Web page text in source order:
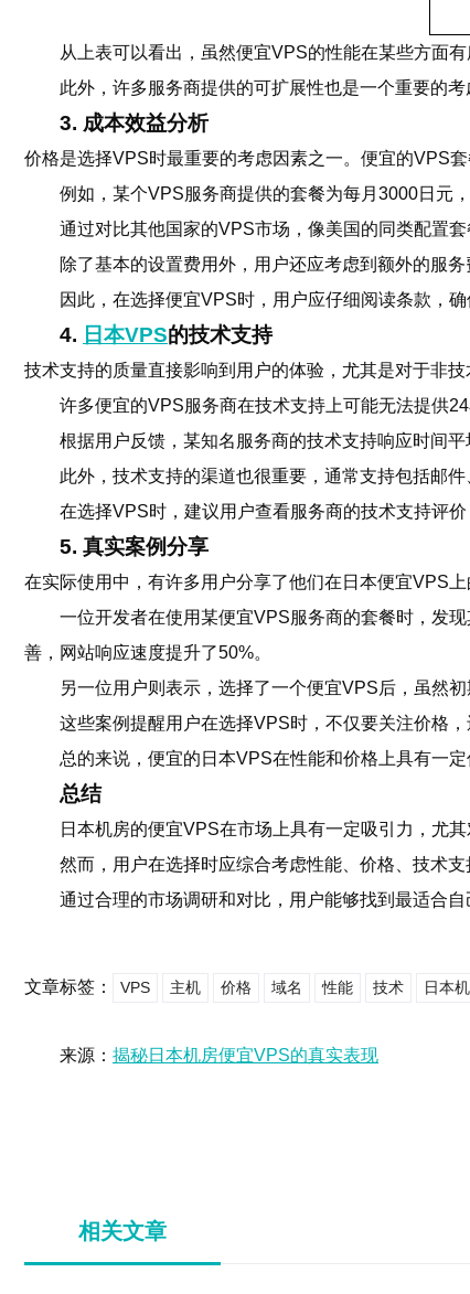
从上表可以看出，虽然便宜VPS的性能在某些方面
此外，许多服务商提供的可扩展性也是一个重要的
3. 成本效益分析
价格是选择VPS时最重要的考虑因素之一。便宜的VPS
例如，某个VPS服务商提供的套餐为每月3000日元
通过对比其他国家的VPS市场，像美国的同类配置
除了基本的设置费用外，用户还应考虑到额外的服
因此，在选择便宜VPS时，用户应仔细阅读条款，
4. 日本VPS的技术支持
技术支持的质量直接影响到用户的体验，尤其是对于非技
许多便宜的VPS服务商在技术支持上可能无法提供
根据用户反馈，某知名服务商的技术支持响应时间
此外，技术支持的渠道也很重要，通常支持包括邮
在选择VPS时，建议用户查看服务商的技术支持评
5. 真实案例分享
在实际使用中，有许多用户分享了他们在日本便宜VPS上
一位开发者在使用某便宜VPS服务商的套餐时，发
善，网站响应速度提升了50%。
另一位用户则表示，选择了一个便宜VPS后，虽然
这些案例提醒用户在选择VPS时，不仅要关注价格
总的来说，便宜的日本VPS在性能和价格上具有一
总结
日本机房的便宜VPS在市场上具有一定吸引力，尤
然而，用户在选择时应综合考虑性能、价格、技术
通过合理的市场调研和对比，用户能够找到最适合
文章标签： VPS 主机 价格 域名 性能 技术 日本
来源： 揭秘日本机房便宜VPS的真实表现
相关文章